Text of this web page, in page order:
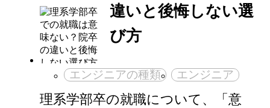
違いと後悔しない選
び方
エンジニアの種類 エンジニア
理系学部卒の就職について、「意